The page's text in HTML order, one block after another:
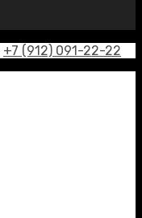
+7 (912) 091-22-22